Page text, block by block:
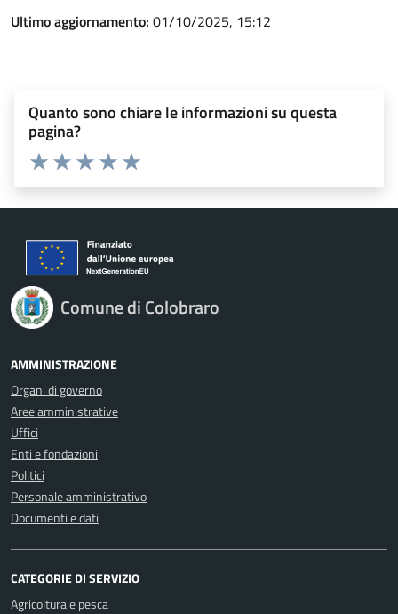
Ultimo aggiornamento: 01/10/2025, 15:12
Quanto sono chiare le informazioni su questa
pagina?
Valuta 5 stelle su 5
Valuta 4 stelle su 5
Valuta 3 stelle su 5
Valuta 2 stelle su 5
Valuta 1 stelle su 5
Comune di Colobraro
AMMINISTRAZIONE
Organi di governo
Aree amministrative
Uffici
Enti e fondazioni
Politici
Personale amministrativo
Documenti e dati
CATEGORIE DI SERVIZIO
Agricoltura e pesca